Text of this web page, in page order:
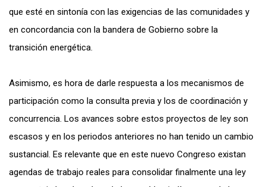
que esté en sintonía con las exigencias de las comunidades y
en concordancia con la bandera de Gobierno sobre la
transición energética.
Asimismo, es hora de darle respuesta a los mecanismos de
participación como la consulta previa y los de coordinación y
concurrencia. Los avances sobre estos proyectos de ley son
escasos y en los periodos anteriores no han tenido un cambio
sustancial. Es relevante que en este nuevo Congreso existan
agendas de trabajo reales para consolidar finalmente una ley